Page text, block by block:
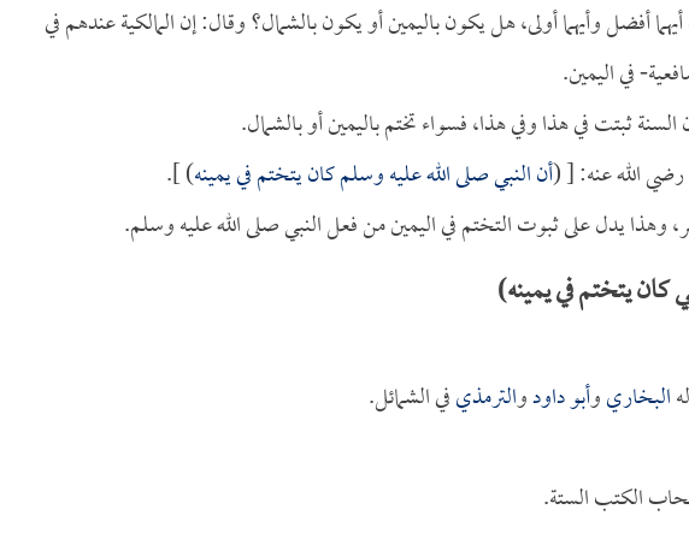
أيهما أفضل وأيهما أولى، هل يكون باليمين أو يكون بالشمال؟ وقال: إن المالكية عندهم في
في اليمين.
ثبتت في هذا وفي هذا، فسواء تختم باليمين أو بالشمال.
رضي الله عنه: [ (أن النبي صلى الله عليه وسلم كان يتختم في يمينه) ].
وهذا يدل على ثبوت التختم في اليمين من فعل النبي صلى الله عليه وسلم.
يتختم في يمينه)
البخاريوأبو داودوالترمذيفي الشمائل.
الكتب الستة.